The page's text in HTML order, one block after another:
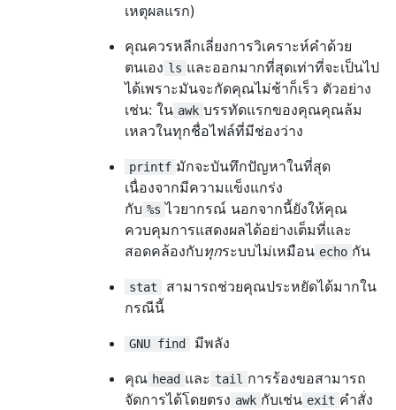
เหตุผลแรก)
คุณควรหลีกเลี่ยงการวิเคราะห์คำด้วย
ตนเอง ls และออกมากที่สุดเท่าที่จะเป็นไป
ได้เพราะมันจะกัดคุณไม่ช้าก็เร็ว ตัวอย่าง
เช่น: ใน awk บรรทัดแรกของคุณคุณล้ม
เหลวในทุกชื่อไฟล์ที่มีช่องว่าง
printf มักจะบันทึกปัญหาในที่สุด
เนื่องจากมีความแข็งแกร่ง
กับ %s ไวยากรณ์ นอกจากนี้ยังให้คุณ
ควบคุมการแสดงผลได้อย่างเต็มที่และ
สอดคล้องกับทุกระบบไม่เหมือน echo กัน
stat
สามารถช่วยคุณประหยัดได้มากใน
กรณีนี้
GNU find
มีพลัง
คุณ head และ tail การร้องขอสามารถ
จัดการได้โดยตรง awk กับเช่น exit คำสั่ง